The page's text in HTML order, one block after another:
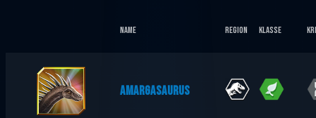
Name Region Klasse
AMARGASAURUS